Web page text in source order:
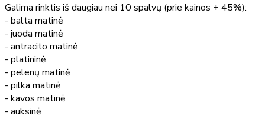
Galima rinktis iš daugiau nei 10 spalvų (prie kainos + 45%):
- balta matinė
- juoda matinė
- antracito matinė
- platininė
- pelenų matinė
- pilka matinė
- kavos matinė
- auksinė